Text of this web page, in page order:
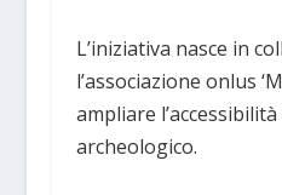
L’iniziativa nasce in
l’associazione onlus
ampliare
archeologico.